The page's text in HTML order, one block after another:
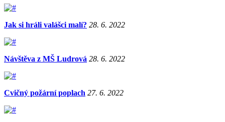
Jak si hráli valášci malí? 28. 6. 2022
Návštěva z MŠ Ludrová 28. 6. 2022
Cvičný požární poplach 27. 6. 2022